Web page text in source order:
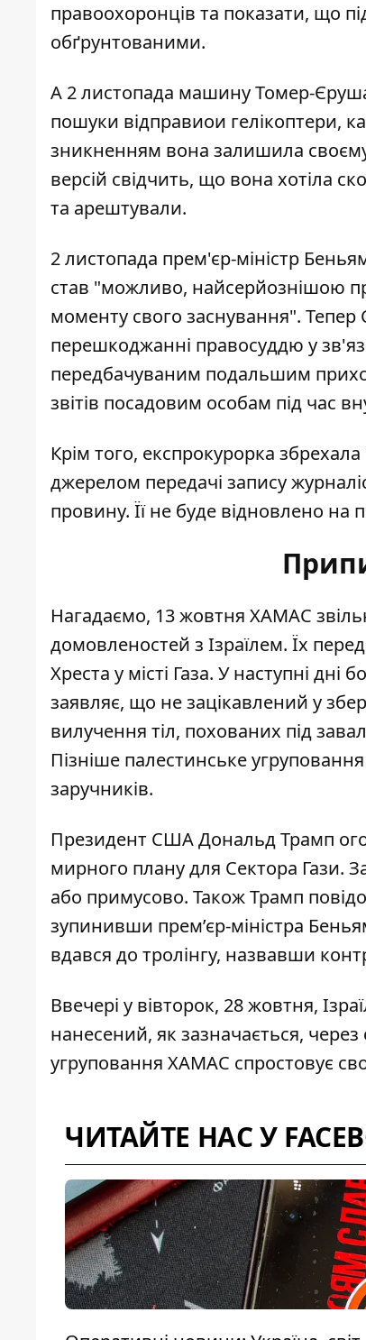
правоохоронців та показати, що
обґрунтованими.
А 2 листопада машину Томер-
пошуки відправиои гелікоптери,
зникненням вона залишила
версій свідчить, що вона хотіла
та арештували.
2 листопада прем'єр-міністр
став "можливо, найсерйознішою
моменту свого заснування".
перешкоджанні правосуддю у
передбачуваним подальшим
звітів посадовим особам під час
Крім того, експрокурорка
джерелом передачі запису
провину. Її не буде відновлено на
Нагадаємо, 13 жовтня ХАМАС
домовленостей з Ізраїлем. Їх
Хреста у місті Газа. У наступні
заявляє, що не зацікавлений у
вилучення тіл, похованих під
Пізніше палестинське
заручників.
Президент СШАДональд Трамп
мирного плану для Сектора Гази.
або примусово. Також Трамп
зупинивши прем’єр-міністра
вдався до тролінгу, назвавши
Ввечері у вівторок, 28 жовтня,
нанесений, як зазначається,
угруповання ХАМАС спростовує
ЧИТАЙТЕ НАС У